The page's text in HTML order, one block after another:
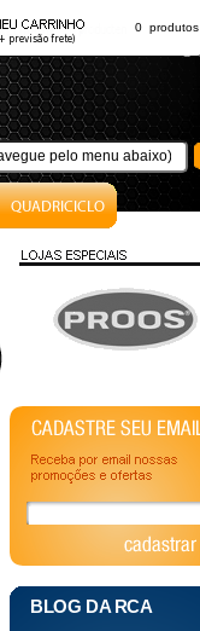
0 produtos
BLOG DA RCA